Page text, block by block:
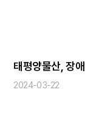
2024-03-22